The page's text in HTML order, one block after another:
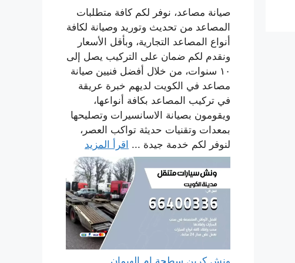
صيانة مصاعد، نوفر لكم كافة متطلبات
المصاعد من تحديث وتوريد وصيانة لكافة
أنواع المصاعد التجارية، وبأقل الأسعار
ونقدم لكم ضمان على التركيب يصل إلى
١٠ سنوات، من خلال أفضل فنيين صيانة
مصاعد في الكويت لديهم خبرة عريقة
في تركيب المصاعد بكافة أنواعها،
ويقومون بصيانة الاسانسيرات وتصليحها
بمعدات وتقنيات حديثة تواكب العصر،
لنوفر لكم خدمة جيدة ... اقرأ المزيد
ونش كرين سطحة ام الهيمان